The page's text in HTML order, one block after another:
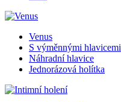
Venus
S výměnnými hlavicemi
Náhradní hlavice
Jednorázová holítka